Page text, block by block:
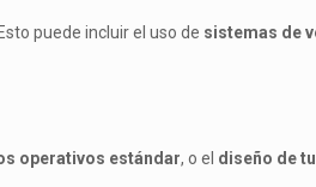
puede incluir el uso de sistemas de
operativos estándar, o el diseño de